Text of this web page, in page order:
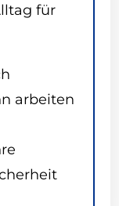
für
arbeiten